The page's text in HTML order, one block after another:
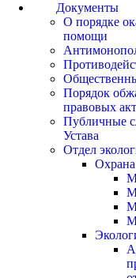
Документы
О порядке
помощи
Порядок
правовых
Публичные
Устава
Отдел
Охрана